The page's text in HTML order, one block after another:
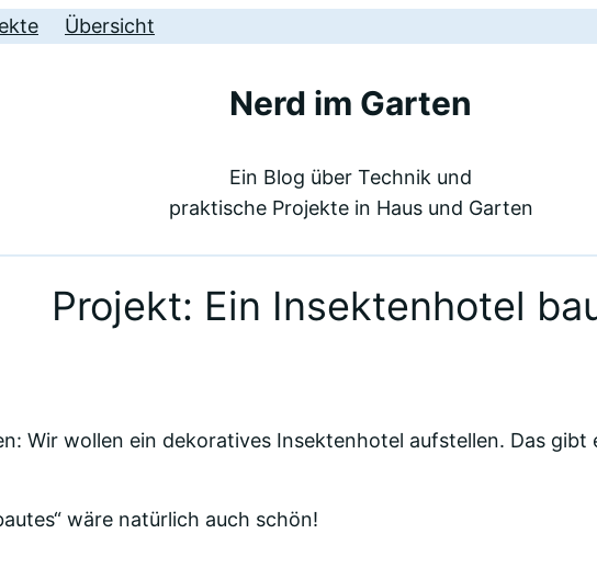
Übersicht
Nerd im Garten
Ein Blog über Technik und
praktische Projekte in Haus und Garten
Projekt: Ein Insektenhotel
Wir wollen ein dekoratives Insektenhotel aufstellen. Das gibt
wäre natürlich auch schön!